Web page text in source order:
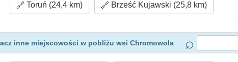
Toruń (24,4 km) Brześć Kujawski (25,8 km)
inne miejscowości w pobliżu wsi Chromowola